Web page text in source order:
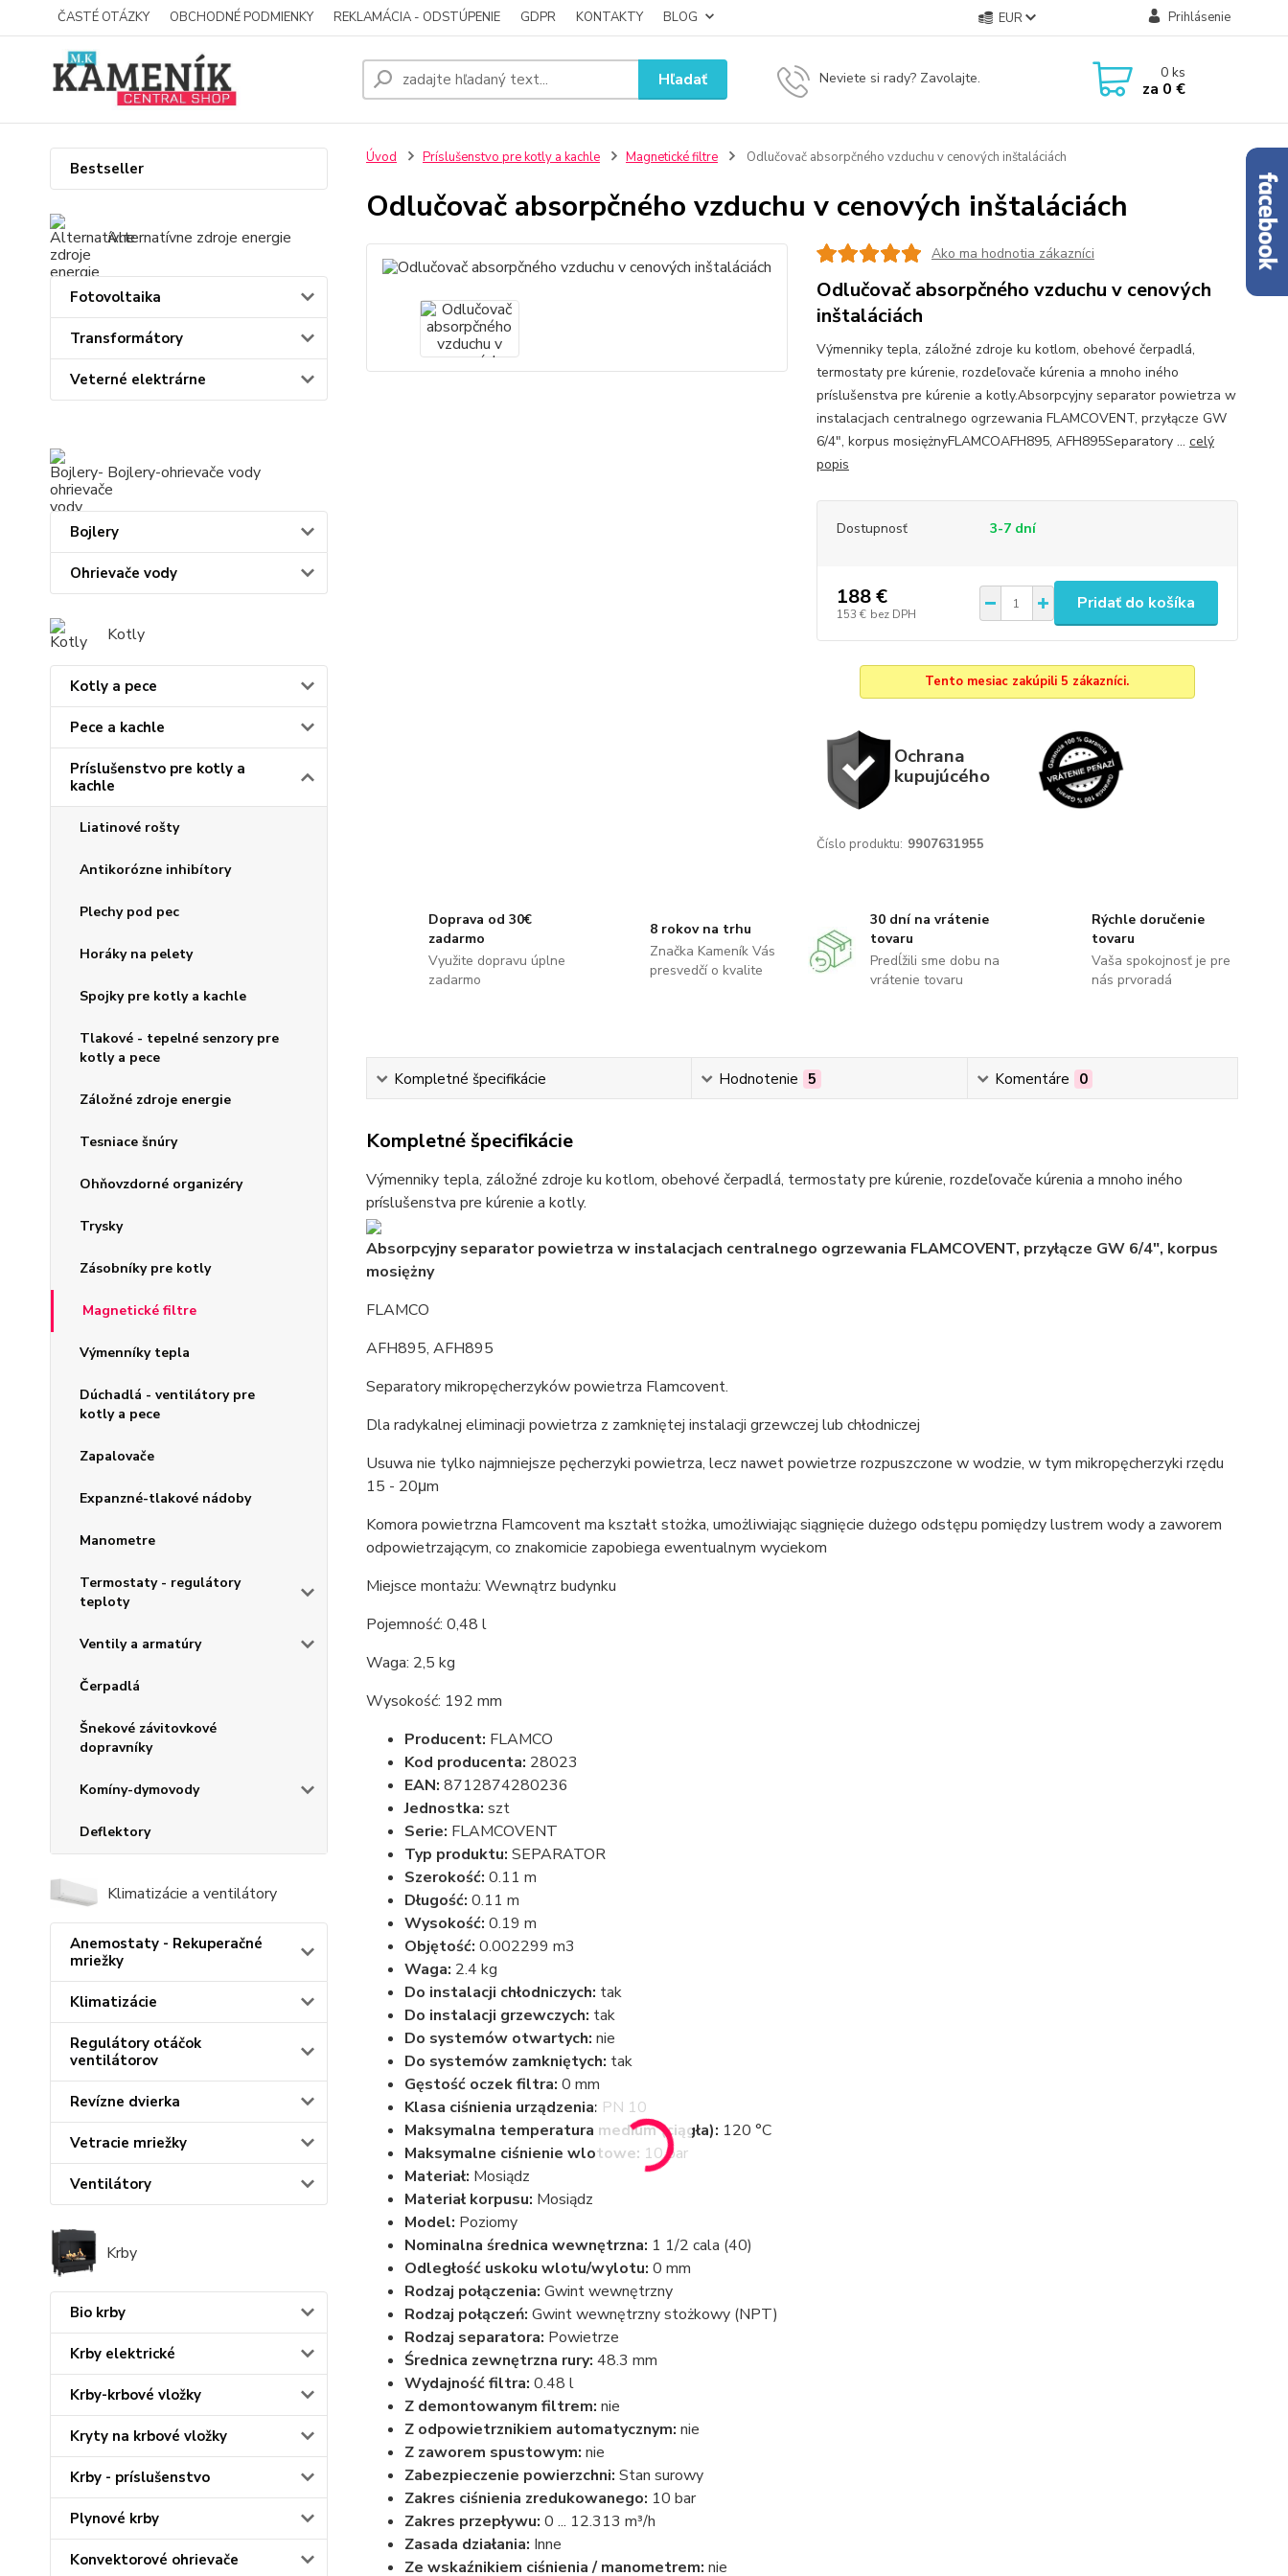
ČASTÉ OTÁZKY OBCHODNÉ PODMIENKY REKLAMÁCIA - ODSTÚPENIE GDPR KONTAKTY BLOG EUR Prihlásenie
Hľadať Neviete si rady? Zavolajte. 0ks
za 0 €
Bestseller
Alternatívne zdroje energie
Fotovoltaika
Transformátory
Veterné elektrárne
Bojlery-ohrievače vody
Bojlery
Ohrievače vody
Kotly
Kotly a pece
Pece a kachle
Príslušenstvo pre kotly a
kachle
Liatinové rošty
Antikorózne inhibítory
Plechy pod pec
Horáky na pelety
Spojky pre kotly a kachle
Tlakové - tepelné senzory pre
kotly a pece
Záložné zdroje energie
Tesniace šnúry
Ohňovzdorné organizéry
Trysky
Zásobníky pre kotly
Magnetické filtre
Výmenníky tepla
Dúchadlá - ventilátory pre
kotly a pece
Zapalovače
Expanzné-tlakové nádoby
Manometre
Termostaty - regulátory
teploty
Ventily a armatúry
Čerpadlá
Šnekové závitovkové
dopravníky
Komíny-dymovody
Deflektory
Klimatizácie a ventilátory
Anemostaty - Rekuperačné
mriežky
Klimatizácie
Regulátory otáčok
ventilátorov
Revízne dvierka
Vetracie mriežky
Ventilátory
Krby
Bio krby
Krby elektrické
Krby-krbové vložky
Kryty na krbové vložky
Krby - príslušenstvo
Plynové krby
Konvektorové ohrievače
Úvod Príslušenstvo pre kotly a kachle Magnetické filtre Odlučovač absorpčného vzduchu v cenových inštaláciách
Odlučovač absorpčného vzduchu v cenových inštaláciách
Ako ma hodnotia zákazníci
Odlučovač absorpčného vzduchu v cenových
inštaláciách
Výmenniky tepla, záložné zdroje ku kotlom, obehové čerpadlá,
termostaty pre kúrenie, rozdeľovače kúrenia a mnoho iného
príslušenstva pre kúrenie a kotly.Absorpcyjny separator powietrza w
instalacjach centralnego ogrzewania FLAMCOVENT, przyłącze GW
6/4", korpus mosiężnyFLAMCOAFH895, AFH895Separatory ... celý
popis
Dostupnosť 3-7 dní
188 €
153 € bez DPH
Pridať do košíka
Tento mesiac zakúpili 5 zákazníci.
Ochrana
kupujúcého
Číslo produktu: 9907631955
Doprava od 30€
zadarmo
Využite dopravu úplne
zadarmo
8 rokov na trhu
Značka Kameník Vás
presvedčí o kvalite
30 dní na vrátenie
tovaru
Predĺžili sme dobu na
vrátenie tovaru
Rýchle doručenie
tovaru
Vaša spokojnosť je pre
nás prvoradá
Kompletné špecifikácie Hodnotenie 5 Komentáre 0
Kompletné špecifikácie
Výmenniky tepla, záložné zdroje ku kotlom, obehové čerpadlá, termostaty pre kúrenie, rozdeľovače kúrenia a mnoho iného
príslušenstva pre kúrenie a kotly.
Absorpcyjny separator powietrza w instalacjach centralnego ogrzewania FLAMCOVENT, przyłącze GW 6/4", korpus
mosiężny
FLAMCO
AFH895, AFH895
Separatory mikropęcherzyków powietrza Flamcovent.
Dla radykalnej eliminacji powietrza z zamkniętej instalacji grzewczej lub chłodniczej
Usuwa nie tylko najmniejsze pęcherzyki powietrza, lecz nawet powietrze rozpuszczone w wodzie, w tym mikropęcherzyki rzędu
15 - 20μm
Komora powietrzna Flamcovent ma kształt stożka, umożliwiając siągnięcie dużego odstępu pomiędzy lustrem wody a zaworem
odpowietrzającym, co znakomicie zapobiega ewentualnym wyciekom
Miejsce montażu: Wewnątrz budynku
Pojemność: 0,48 l
Waga: 2,5 kg
Wysokość: 192 mm
Producent: FLAMCO
Kod producenta: 28023
EAN: 8712874280236
Jednostka: szt
Serie: FLAMCOVENT
Typ produktu: SEPARATOR
Szerokość: 0.11 m
Długość: 0.11 m
Wysokość: 0.19 m
Objętość: 0.002299 m3
Waga: 2.4 kg
Do instalacji chłodniczych: tak
Do instalacji grzewczych: tak
Do systemów otwartych: nie
Do systemów zamkniętych: tak
Gęstość oczek filtra: 0 mm
Klasa ciśnienia urządzenia: PN 10
Maksymalna temperatura medium (ciągła): 120 °C
Maksymalne ciśnienie wlotowe: 10 bar
Materiał: Mosiądz
Materiał korpusu: Mosiądz
Model: Poziomy
Nominalna średnica wewnętrzna: 1 1/2 cala (40)
Odległość uskoku wlotu/wylotu: 0 mm
Rodzaj połączenia: Gwint wewnętrzny
Rodzaj połączeń: Gwint wewnętrzny stożkowy (NPT)
Rodzaj separatora: Powietrze
Średnica zewnętrzna rury: 48.3 mm
Wydajność filtra: 0.48 l
Z demontowanym filtrem: nie
Z odpowietrznikiem automatycznym: nie
Z zaworem spustowym: nie
Zabezpieczenie powierzchni: Stan surowy
Zakres ciśnienia zredukowanego: 10 bar
Zakres przepływu: 0 ... 12.313 m³/h
Zasada działania: Inne
Ze wskaźnikiem ciśnienia / manometrem: nie